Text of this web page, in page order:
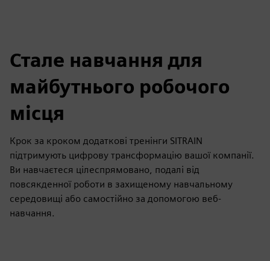
Стале навчання для
майбутнього робочого
місця
Крок за кроком додаткові тренінги SITRAIN
підтримують цифрову трансформацію вашої компанії.
Ви навчаєтеся цілеспрямовано, подалі від
повсякденної роботи в захищеному навчальному
середовищі або самостійно за допомогою веб-
навчання.